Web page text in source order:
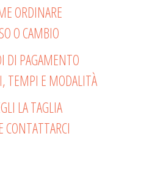
ORDINARE
O CAMBIO
DI PAGAMENTO
TEMPI E MODALITÀ
LA TAGLIA
CONTATTARCI